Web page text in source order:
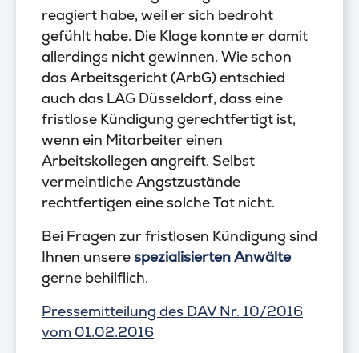
reagiert habe, weil er sich bedroht
gefühlt habe. Die Klage konnte er damit
allerdings nicht gewinnen. Wie schon
das Arbeitsgericht (ArbG) entschied
auch das LAG Düsseldorf, dass eine
fristlose Kündigung gerechtfertigt ist,
wenn ein Mitarbeiter einen
Arbeitskollegen angreift. Selbst
vermeintliche Angstzustände
rechtfertigen eine solche Tat nicht.
Bei Fragen zur fristlosen Kündigung sind
Ihnen unserespezialisierten Anwälte
gerne behilflich.
Pressemitteilung des DAV Nr. 10/2016
vom 01.02.2016